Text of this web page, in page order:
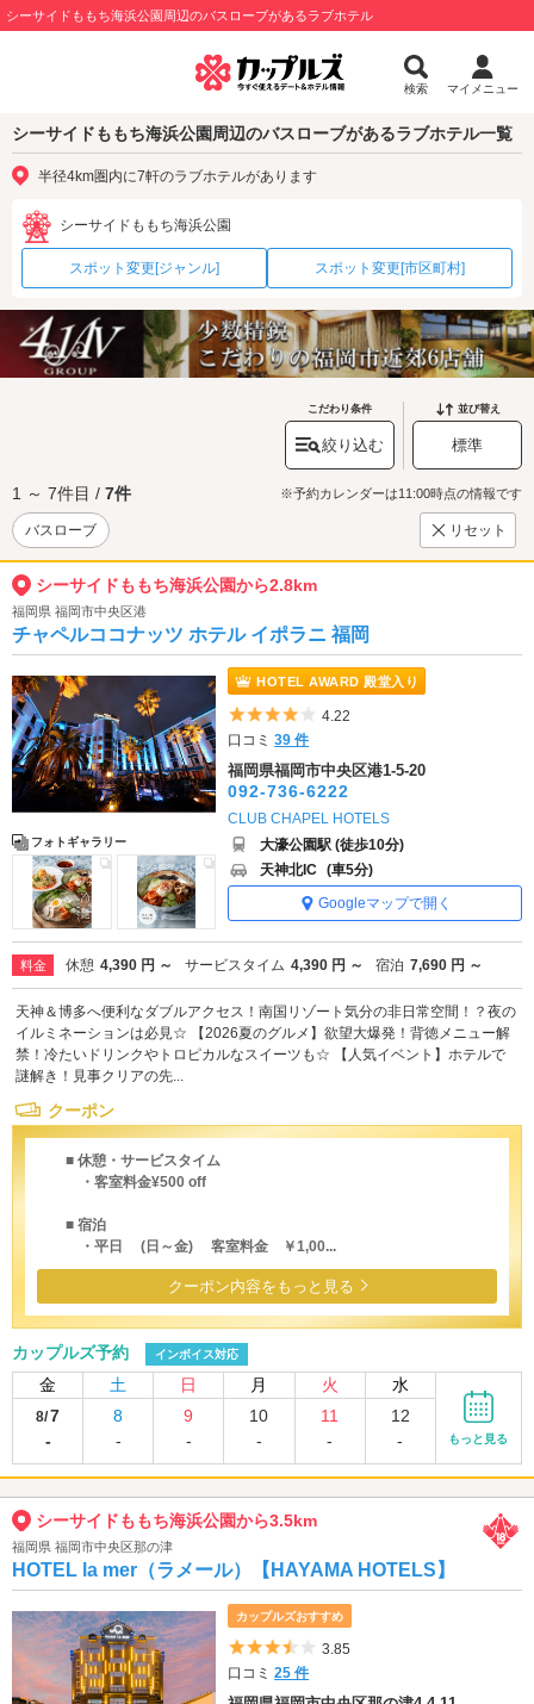
シーサイドももち海浜公園周辺のバスローブがあるラブホテル
検索 マイメニュー
シーサイドももち海浜公園周辺のバスローブがあるラブホテル一覧
半径4km圏内に7軒のラブホテルがあります
シーサイドももち海浜公園
スポット変更[ジャンル] スポット変更[市区町村]
こだわり条件
絞り込む
並び替え
標準
1 ～ 7件目 / 7件 ※予約カレンダーは11:00時点の情報です
バスローブ リセット
シーサイドももち海浜公園から2.8km
福岡県 福岡市中央区港
チャペルココナッツ ホテル イポラニ 福岡
フォトギャラリー
HOTEL AWARD 殿堂入り
5つ星のうち4
4.22
口コミ39 件
福岡県福岡市中央区港1-5-20
092-736-6222
CLUB CHAPEL HOTELS
大濠公園駅 (徒歩10分)
天神北IC (車5分)
Googleマップで開く
料金 休憩 4,390 円 ～ サービスタイム 4,390 円 ～ 宿泊 7,690 円 ～
天神＆博多へ便利なダブルアクセス！南国リゾート気分の非日常空間！？夜の
イルミネーションは必見☆ 【2026夏のグルメ】欲望大爆発！背徳メニュー解
禁！冷たいドリンクやトロピカルなスイーツも☆ 【人気イベント】ホテルで
謎解き！見事クリアの先...
クーポン
■ 休憩・サービスタイム
・客室料金¥500 off
■ 宿泊
・平日 (日～金) 客室料金 ￥1,00...
クーポン内容をもっと見る
カップルズ予約 インボイス対応
金 土 日 月 火 水
8/7
-
8
-
9
-
10
-
11
-
12
-
もっと見る
シーサイドももち海浜公園から3.5km
福岡県 福岡市中央区那の津
HOTEL la mer（ラメール）【HAYAMA HOTELS】
カップルズおすすめ
5つ星のうち3.5
3.85
口コミ25 件